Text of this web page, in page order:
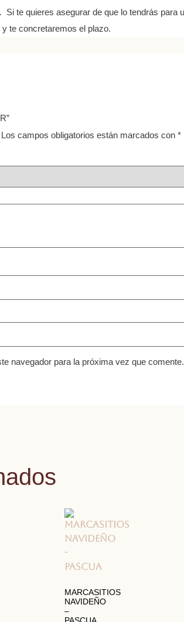
te quieres asegurar de que lo tendrás para
te concretaremos el plazo.
Los campos obligatorios están marcados con *
navegador para la próxima vez que comente.
MARCASITIOS
NAVIDEÑO
–